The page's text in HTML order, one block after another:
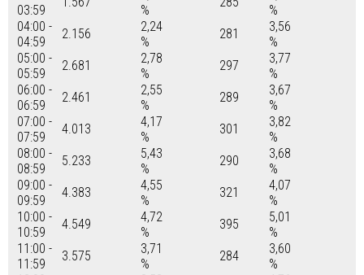
03:59
%
%
04:00 -
04:59
2.156
2,24
%
281
3,56
%
05:00 -
05:59
2.681
2,78
%
297
3,77
%
06:00 -
06:59
2.461
2,55
%
289
3,67
%
07:00 -
07:59
4.013
4,17
%
301
3,82
%
08:00 -
08:59
5.233
5,43
%
290
3,68
%
09:00 -
09:59
4.383
4,55
%
321
4,07
%
10:00 -
10:59
4.549
4,72
%
395
5,01
%
11:00 -
11:59
3.575
3,71
%
284
3,60
%